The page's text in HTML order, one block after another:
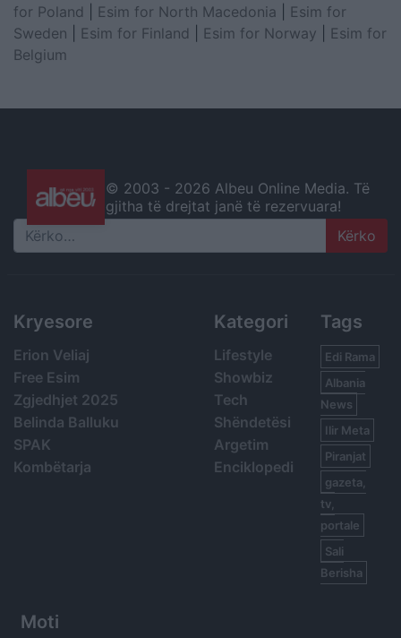
for Poland
Esim for North Macedonia
Esim for
Sweden
Esim for Finland Esim for Norway
Esim for
Belgium
© 2003 - 2026 Albeu Online Media. Të
gjitha të drejtat janë të rezervuara!
Search
Kryesore
Erion Veliaj
Free Esim
Zgjedhjet 2025
Belinda Balluku
SPAK
Kombëtarja
Kategori
Lifestyle
Showbiz
Tech
Shëndetësi
Argetim
Enciklopedi
Tags
Edi Rama
Albania
News
Ilir Meta
Piranjat
gazeta,
tv,
portale
Sali
Berisha
Moti